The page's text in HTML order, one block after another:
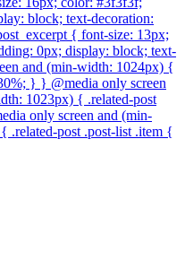
block; text-decoration:
{ font-size: 13px;
0px; display: block; text-
and (min-width: 1024px) {
} } @media only screen
1023px) { .related-post
only screen and (min-
.related-post .post-list .item {